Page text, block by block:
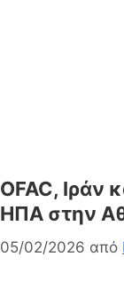
OFAC, Ιράν
ΗΠΑ στην
05/02/2026 από